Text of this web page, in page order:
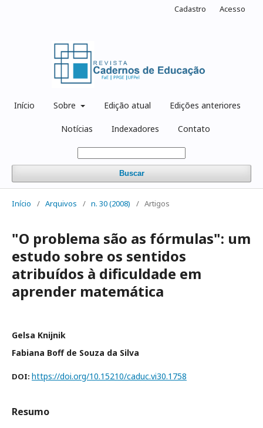
Início Sobre Edição atual Edições anteriores
Notícias Indexadores Contato
Buscar
Cadastro Acesso
Início / Arquivos / n. 30 (2008) / Artigos
"O problema são as fórmulas": um
estudo sobre os sentidos
atribuídos à dificuldade em
aprender matemática
Gelsa Knijnik
Fabiana Boff de Souza da Silva
DOI: https://doi.org/10.15210/caduc.vi30.1758
Resumo